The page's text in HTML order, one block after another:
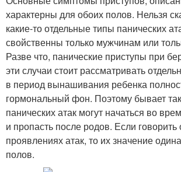
характерны для обоих полов. Нельзя
какие-то отдельные типы панических
свойственны только мужчинам или
Разве что, панические приступы при
эти случаи стоит рассматривать
в период вынашивания ребенка
гормональный фон. Поэтому бывает
панических атак могут начаться во
и пропасть после родов. Если
проявлениях атак, то их значение
полов.